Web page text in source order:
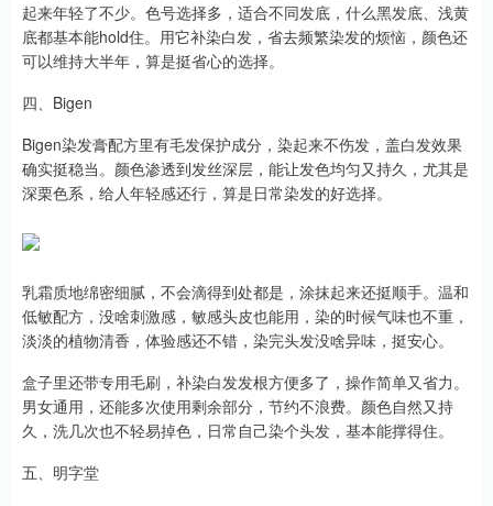
起来年轻了不少。色号选择多，适合不同发底，什么黑发底、浅黄
底都基本能hold住。用它补染白发，省去频繁染发的烦恼，颜色还
可以维持大半年，算是挺省心的选择。
四、Bigen
Bigen染发膏配方里有毛发保护成分，染起来不伤发，盖白发效果
确实挺稳当。颜色渗透到发丝深层，能让发色均匀又持久，尤其是
深栗色系，给人年轻感还行，算是日常染发的好选择。
乳霜质地绵密细腻，不会滴得到处都是，涂抹起来还挺顺手。温和
低敏配方，没啥刺激感，敏感头皮也能用，染的时候气味也不重，
淡淡的植物清香，体验感还不错，染完头发没啥异味，挺安心。
盒子里还带专用毛刷，补染白发发根方便多了，操作简单又省力。
男女通用，还能多次使用剩余部分，节约不浪费。颜色自然又持
久，洗几次也不轻易掉色，日常自己染个头发，基本能撑得住。
五、明字堂